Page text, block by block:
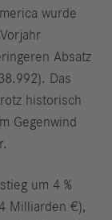
wurde
Absatz
Das
historisch
Gegenwind
um 4 %
Milliarden €),